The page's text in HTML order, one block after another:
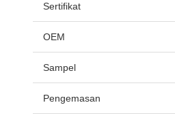
Sertifikat
OEM
Sampel
Pengemasan